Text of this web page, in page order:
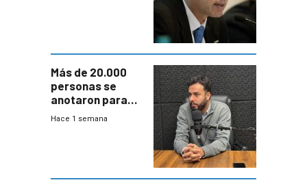
Más de 20.000
personas se
anotaron para
las pruebas
Hace 1 semana